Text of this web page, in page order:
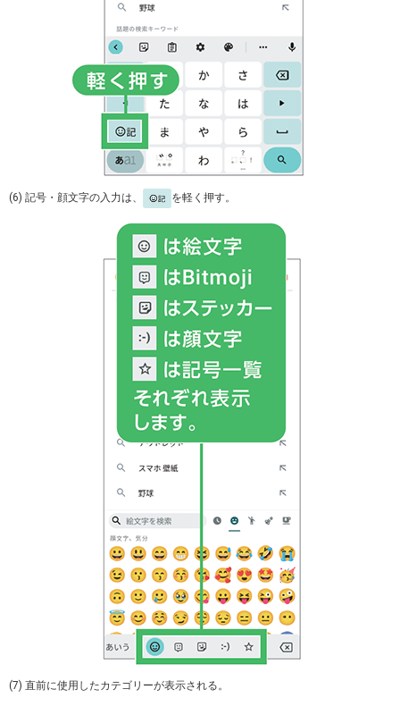
(6) 記号・顔文字の入力は、 を軽く押す。
(7) 直前に使用したカテゴリーが表示される。